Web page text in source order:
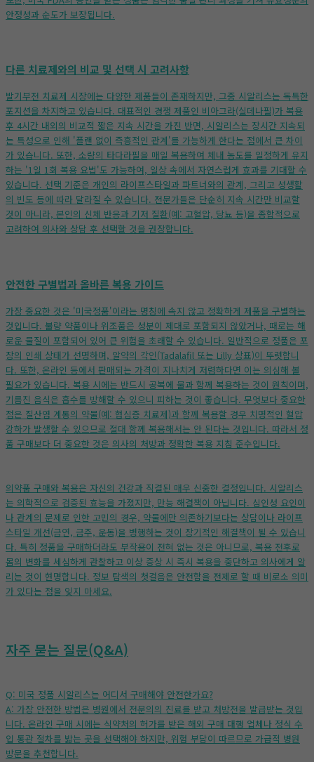
안정성과 순도가 보장됩니다.
다른 치료제와의 비교 및 선택 시 고려사항
발기부전 치료제 시장에는 다양한 제품들이 존재하지만, 그중 시알리스는 독특한
포지션을 차지하고 있습니다. 대표적인 경쟁 제품인 비아그라(실데나필)가 복용
후 4시간 내외의 비교적 짧은 지속 시간을 가진 반면, 시알리스는 장시간 지속되
는 특성으로 인해 '플랜 없이 즉흥적인 관계'를 가능하게 한다는 점에서 큰 차이
가 있습니다. 또한, 소량의 타다라필을 매일 복용하여 체내 농도를 일정하게 유지
하는 '1일 1회 복용 요법'도 가능하여, 일상 속에서 자연스럽게 효과를 기대할 수
있습니다. 선택 기준은 개인의 라이프스타일과 파트너와의 관계, 그리고 성생활
의 빈도 등에 따라 달라질 수 있습니다. 전문가들은 단순히 지속 시간만 비교할
것이 아니라, 본인의 신체 반응과 기저 질환(예: 고혈압, 당뇨 등)을 종합적으로
고려하여 의사와 상담 후 선택할 것을 권장합니다.
안전한 구별법과 올바른 복용 가이드
가장 중요한 것은 '미국정품'이라는 명칭에 속지 않고 정확하게 제품을 구별하는
것입니다. 불량 약품이나 위조품은 성분이 제대로 포함되지 않았거나, 때로는 해
로운 물질이 포함되어 있어 큰 위험을 초래할 수 있습니다. 일반적으로 정품은 포
장의 인쇄 상태가 선명하며, 알약의 각인(Tadalafil 또는 Lilly 상표)이 뚜렷합니
다. 또한, 온라인 등에서 판매되는 가격이 지나치게 저렴하다면 이는 의심해 볼
필요가 있습니다. 복용 시에는 반드시 공복에 물과 함께 복용하는 것이 원칙이며,
기름진 음식은 흡수를 방해할 수 있으니 피하는 것이 좋습니다. 무엇보다 중요한
점은 질산염 계통의 약물(예: 협심증 치료제)과 함께 복용할 경우 치명적인 혈압
강하가 발생할 수 있으므로 절대 함께 복용해서는 안 된다는 것입니다. 따라서 정
품 구매보다 더 중요한 것은 의사의 처방과 정확한 복용 지침 준수입니다.
의약품 구매와 복용은 자신의 건강과 직결된 매우 신중한 결정입니다. 시알리스
는 의학적으로 검증된 효능을 가졌지만, 만능 해결책이 아닙니다. 심인성 요인이
나 관계의 문제로 인한 고민의 경우, 약물에만 의존하기보다는 상담이나 라이프
스타일 개선(금연, 금주, 운동)을 병행하는 것이 장기적인 해결책이 될 수 있습니
다. 특히 정품을 구매하더라도 부작용이 전혀 없는 것은 아니므로, 복용 전후로
몸의 변화를 세심하게 관찰하고 이상 증상 시 즉시 복용을 중단하고 의사에게 알
리는 것이 현명합니다. 정보 탐색의 첫걸음은 안전함을 전제로 할 때 비로소 의미
가 있다는 점을 잊지 마세요.
자주 묻는 질문(Q&A)
Q: 미국 정품 시알리스는 어디서 구매해야 안전한가요?
A: 가장 안전한 방법은 병원에서 전문의의 진료를 받고 처방전을 발급받는 것입
니다. 온라인 구매 시에는 식약처의 허가를 받은 해외 구매 대행 업체나 정식 수
입 통관 절차를 밟는 곳을 선택해야 하지만, 위험 부담이 따르므로 가급적 병원
방문을 추천합니다.